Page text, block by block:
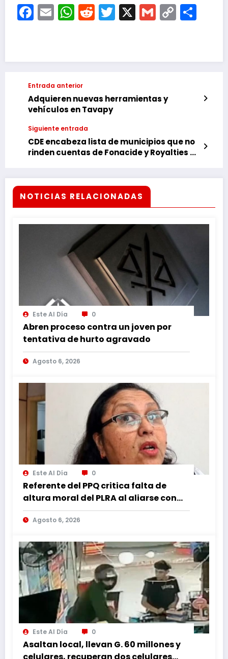
Facebook
EmailWhatsApp
Reddit
Twitter
X Gmail
Copy
Link
Entrada anterior
Adquieren nuevas herramientas y
vehículos en Tavapy
Siguiente entrada
CDE encabeza lista de municipios que no
rinden cuentas de Fonacide y Royalties en
NOTICIAS RELACIONADAS
Este Al Día 0
Abren proceso contra un joven por
tentativa de hurto agravado
Agosto 6, 2026
Este Al Día 0
Referente del PPQ critica falta de
altura moral del PLRA al aliarse con
corruptos
Agosto 6, 2026
Este Al Día 0
Asaltan local, llevan G. 60 millones y